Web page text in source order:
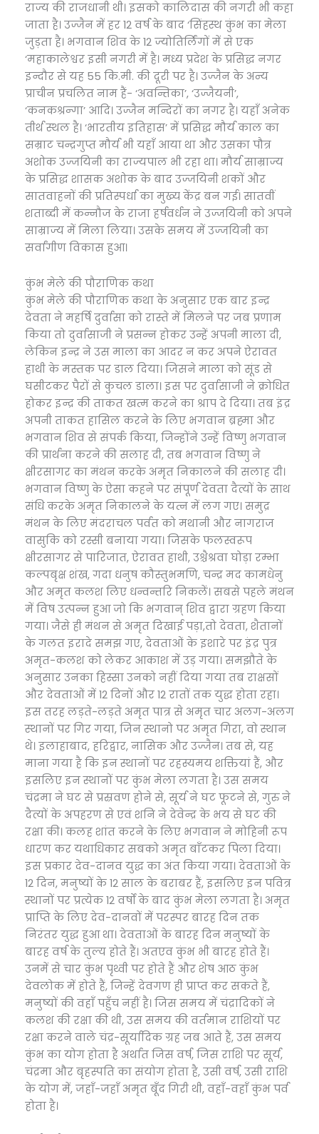
राज्य की राजधानी थी। इसको कालिदास की नगरी भी कहा
जाता है। उज्जैन में हर 12 वर्ष के बाद ‘सिंहस्थ कुंभ का मेला
जुड़ता है। भगवान शिव के 12 ज्योतिर्लिंगों में से एक
‘महाकालेश्वर इसी नगरी में है। मध्य प्रदेश के प्रसिद्ध नगर
इन्दौर से यह 55 कि.मी. की दूरी पर है। उज्जैन के अन्य
प्राचीन प्रचलित नाम हैं- ‘अवन्तिका’, ‘उज्जैयनी’,
‘कनकश्रन्गा’ आदि। उज्जैन मन्दिरों का नगर है। यहाँ अनेक
तीर्थ स्थल है। ‘भारतीय इतिहास’ में प्रसिद्ध मौर्य काल का
सम्राट चन्द्रगुप्त मौर्य भी यहाँ आया था और उसका पौत्र
अशोक उज्जयिनी का राज्यपाल भी रहा था। मौर्य साम्राज्य
के प्रसिद्ध शासक अशोक के बाद उज्जयिनी शकों और
सातवाहनों की प्रतिस्पर्धा का मुख्य केंद्र बन गई। सातवीं
शताब्दी में कन्नौज के राजा हर्षवर्धन ने उज्जयिनी को अपने
साम्राज्य में मिला लिया। उसके समय में उज्जयिनी का
सर्वांगीण विकास हुआ।
कुंभ मेले की पौराणिक कथा
कुंभ मेले की पौराणिक कथा के अनुसार एक बार इन्द्र
देवता ने महर्षि दुर्वासा को रास्ते में मिलने पर जब प्रणाम
किया तो दुर्वासाजी ने प्रसन्न होकर उन्हें अपनी माला दी,
लेकिन इन्द्र ने उस माला का आदर न कर अपने ऐरावत
हाथी के मस्तक पर डाल दिया। जिसने माला को सूंड से
घसीटकर पैरों से कुचल डाला। इस पर दुर्वासाजी ने क्रोधित
होकर इन्द्र की ताकत खत्म करने का श्राप दे दिया। तब इंद्र
अपनी ताकत हासिल करने के लिए भगवान ब्रह्मा और
भगवान शिव से संपर्क किया, जिन्होंने उन्हें विष्णु भगवान
की प्रार्थना करने की सलाह दी, तब भगवान विष्णु ने
क्षीरसागर का मंथन करके अमृत निकालने की सलाह दी।
भगवान विष्णु के ऐसा कहने पर संपूर्ण देवता दैत्यों के साथ
संधि करके अमृत निकालने के यत्न में लग गए। समुद्र
मंथन के लिए मंदराचल पर्वत को मथानी और नागराज
वासुकि को रस्सी बनाया गया। जिसके फलस्वरूप
क्षीरसागर से पारिजात, ऐरावत हाथी, उश्चैश्रवा घोड़ा रम्भा
कल्पबृक्ष शंख, गदा धनुष कौस्तुभमणि, चन्द्र मद कामधेनु
और अमृत कलश लिए धन्वन्तरि निकलें। सबसे पहले मंथन
में विष उत्पन्न हुआ जो कि भगवान् शिव द्वारा ग्रहण किया
गया। जैसे ही मंथन से अमृत दिखाई पड़ा,तो देवता, शैतानों
के गलत इरादे समझ गए, देवताओं के इशारे पर इंद्र पुत्र
अमृत-कलश को लेकर आकाश में उड़ गया। समझौते के
अनुसार उनका हिस्सा उनको नहीं दिया गया तब राक्षसों
और देवताओं में 12 दिनों और 12 रातों तक युद्ध होता रहा।
इस तरह लड़ते-लड़ते अमृत पात्र से अमृत चार अलग-अलग
स्थानों पर गिर गया, जिन स्थानो पर अमृत गिरा, वो स्थान
थे। इलाहाबाद, हरिद्वार, नासिक और उज्जैन। तब से, यह
माना गया है कि इन स्थानों पर रहस्यमय शक्तियां हैं, और
इसलिए इन स्थानों पर कुंभ मेला लगता है। उस समय
चंद्रमा ने घट से प्रस्रवण होने से, सूर्य ने घट फूटने से, गुरु ने
दैत्यों के अपहरण से एवं शनि ने देवेन्द्र के भय से घट की
रक्षा की। कलह शांत करने के लिए भगवान ने मोहिनी रूप
धारण कर यथाधिकार सबको अमृत बाँटकर पिला दिया।
इस प्रकार देव-दानव युद्ध का अंत किया गया। देवताओं के
12 दिन, मनुष्यों के 12 साल के बराबर हैं, इसलिए इन पवित्र
स्थानों पर प्रत्येक 12 वर्षों के बाद कुंभ मेला लगता है। अमृत
प्राप्ति के लिए देव-दानवों में परस्पर बारह दिन तक
निरंतर युद्ध हुआ था। देवताओं के बारह दिन मनुष्यों के
बारह वर्ष के तुल्य होते हैं। अतएव कुंभ भी बारह होते हैं।
उनमें से चार कुंभ पृथ्वी पर होते हैं और शेष आठ कुंभ
देवलोक में होते हैं, जिन्हें देवगण ही प्राप्त कर सकते हैं,
मनुष्यों की वहाँ पहुँच नहीं है। जिस समय में चंद्रादिकों ने
कलश की रक्षा की थी, उस समय की वर्तमान राशियों पर
रक्षा करने वाले चंद्र-सूर्यादिक ग्रह जब आते हैं, उस समय
कुंभ का योग होता है अर्थात जिस वर्ष, जिस राशि पर सूर्य,
चंद्रमा और बृहस्पति का संयोग होता है, उसी वर्ष, उसी राशि
के योग में, जहाँ-जहाँ अमृत बूँद गिरी थी, वहाँ-वहाँ कुंभ पर्व
होता है।